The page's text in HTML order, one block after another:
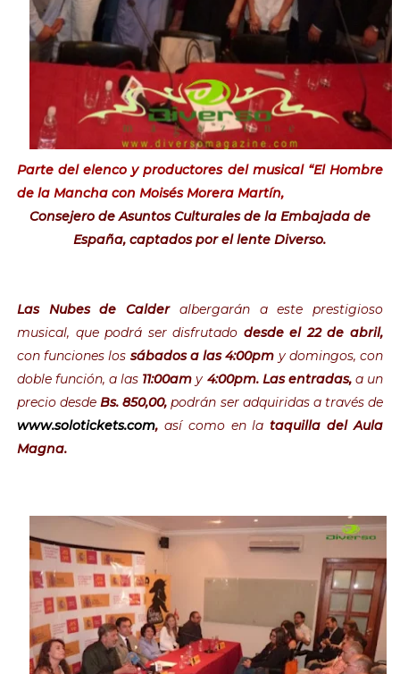
Parte del elenco y productores del musical “El Hombre
de la Mancha con Moisés Morera Martín,
Consejero de Asuntos Culturales de la Embajada de
España, captados por el lente Diverso.
Las Nubes de Calderalbergarán a este prestigioso
musical, que podrá ser disfrutado desde el 22 de abril,
con funciones los sábados a las 4:00pm y domingos, con
doble función, a las 11:00am y 4:00pm. Las entradas,a un
precio desde Bs. 850,00, podrán ser adquiridas a través de
www.solotickets.com, así como en lataquilla del Aula
Magna.